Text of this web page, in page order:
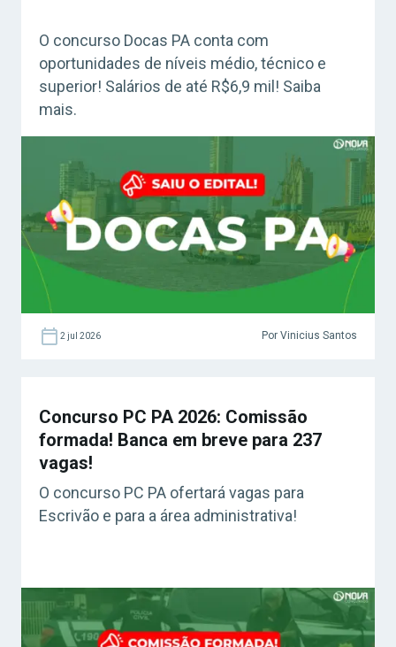
O concurso Docas PA conta com
oportunidades de níveis médio, técnico e
superior! Salários de até R$6,9 mil! Saiba
mais.
2 jul 2026 Por Vinicius Santos
Concurso PC PA 2026: Comissão
formada! Banca em breve para 237
vagas!
O concurso PC PA ofertará vagas para
Escrivão e para a área administrativa!